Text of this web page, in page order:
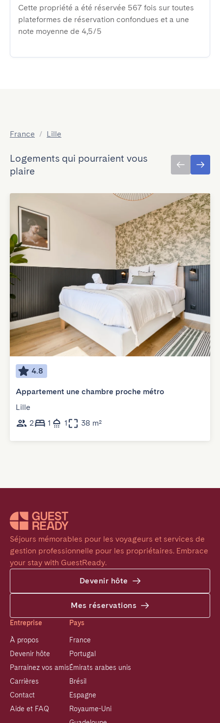
Cette propriété a été réservée 567 fois sur toutes
plateformes de réservation confondues et a une
note moyenne de 4,5/5
France / Lille
Logements qui pourraient vous
plaire
4.8
Appartement une chambre proche métro
Lille
2
1 1 38 m²
Séjours mémorables pour les voyageurs et services de
gestion professionnelle pour les propriétaires. Embrace
your stay with GuestReady.
Devenir hôte
Mes réservations
Entreprise
À propos
Devenir hôte
Parrainez vos amis
Carrières
Contact
Aide et FAQ
Pays
France
Portugal
Émirats arabes unis
Brésil
Espagne
Royaume-Uni